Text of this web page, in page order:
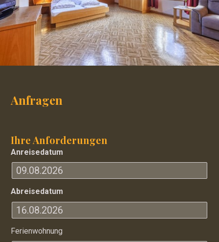
Anfragen
Ihre Anforderungen
Anreisedatum
Abreisedatum
Ferienwohnung